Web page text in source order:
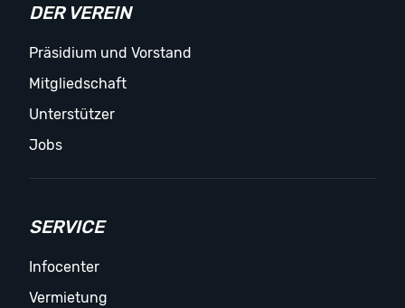
DER VEREIN
Präsidium und Vorstand
Mitgliedschaft
Unterstützer
Jobs
SERVICE
Infocenter
Vermietung